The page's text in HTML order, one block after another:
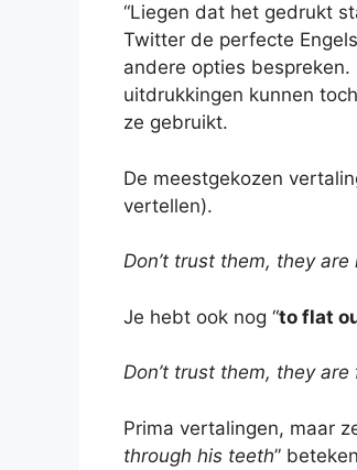
“Liegen dat het gedrukt
Twitter de perfecte
andere opties
uitdrukkingen kunnen
ze gebruikt.
De meestgekozen
vertellen).
Don’t trust them, they
Je hebt ook nog “to flat
Don’t trust them, they
Prima vertalingen, maar
through his teeth”